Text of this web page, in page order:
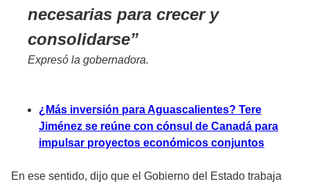
necesarias para crecer y
consolidarse
Expresó la gobernadora.
¿Más inversión para Aguascalientes? Tere
Jiménez se reúne con cónsul de Canadá para
impulsar proyectos económicos conjuntos
En ese sentido, dijo que el Gobierno del Estado trabaja